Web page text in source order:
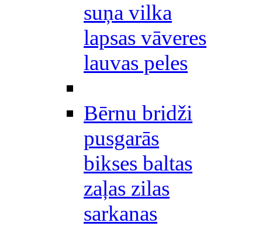
suņa vilka
lapsas vāveres
lauvas peles
Bērnu bridži
pusgarās
bikses baltas
zaļas zilas
sarkanas